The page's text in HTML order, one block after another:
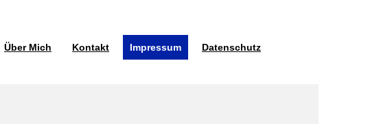
Über Mich Kontakt Impressum Datenschutz